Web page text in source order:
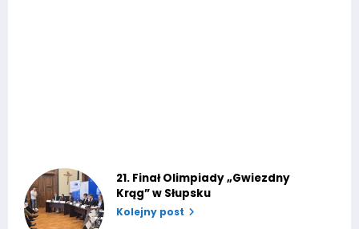
21. Finał Olimpiady „Gwiezdny
Krąg” w Słupsku
Kolejny post